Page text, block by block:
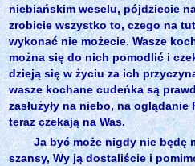
niebiańskim weselu, pójdziecie
zrobicie wszystko to, czego na
wykonać nie możecie. Wasze
można się do nich pomodlić i
dzieją się w życiu za ich
wasze kochane cudeńka są
zasłużyły na niebo, na oglądanie
teraz czekają na Was.
Ja być może nigdy nie będę
szansy, Wy ją dostaliście i